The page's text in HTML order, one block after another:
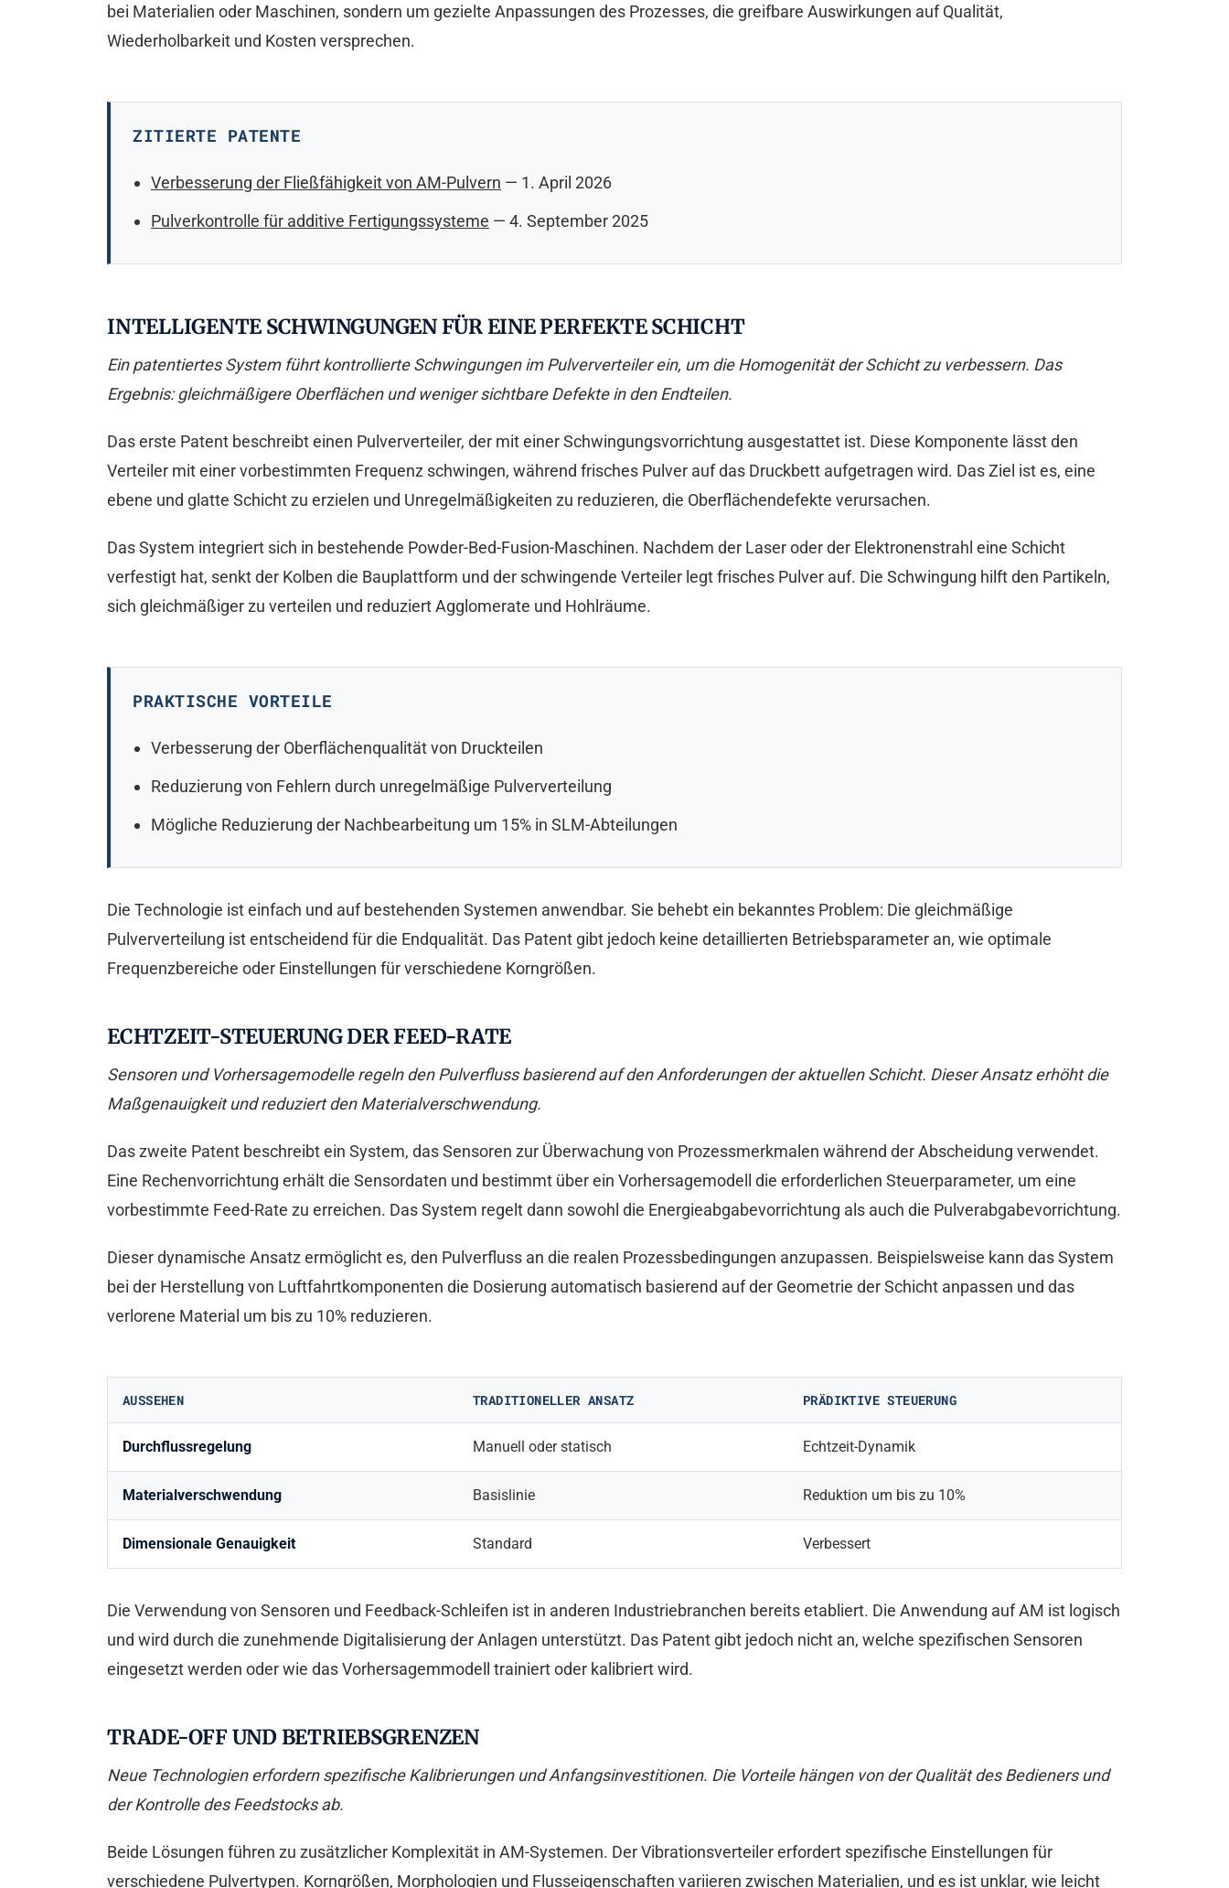
bei Materialien oder Maschinen, sondern um gezielte Anpassungen des Prozesses, die greifbare Auswirkungen auf Qualität,
Wiederholbarkeit und Kosten versprechen.
ZITIERTE PATENTE
Verbesserung der Fließfähigkeit von AM-Pulvern — 1. April 2026
Pulverkontrolle für additive Fertigungssysteme — 4. September 2025
INTELLIGENTE SCHWINGUNGEN FÜR EINE PERFEKTE SCHICHT
Ein patentiertes System führt kontrollierte Schwingungen im Pulververteiler ein, um die Homogenität der Schicht zu verbessern. Das
Ergebnis: gleichmäßigere Oberflächen und weniger sichtbare Defekte in den Endteilen.
Das erste Patent beschreibt einen Pulververteiler, der mit einer Schwingungsvorrichtung ausgestattet ist. Diese Komponente lässt den
Verteiler mit einer vorbestimmten Frequenz schwingen, während frisches Pulver auf das Druckbett aufgetragen wird. Das Ziel ist es, eine
ebene und glatte Schicht zu erzielen und Unregelmäßigkeiten zu reduzieren, die Oberflächendefekte verursachen.
Das System integriert sich in bestehende Powder-Bed-Fusion-Maschinen. Nachdem der Laser oder der Elektronenstrahl eine Schicht
verfestigt hat, senkt der Kolben die Bauplattform und der schwingende Verteiler legt frisches Pulver auf. Die Schwingung hilft den Partikeln,
sich gleichmäßiger zu verteilen und reduziert Agglomerate und Hohlräume.
PRAKTISCHE VORTEILE
Verbesserung der Oberflächenqualität von Druckteilen
Reduzierung von Fehlern durch unregelmäßige Pulververteilung
Mögliche Reduzierung der Nachbearbeitung um 15% in SLM-Abteilungen
Die Technologie ist einfach und auf bestehenden Systemen anwendbar. Sie behebt ein bekanntes Problem: Die gleichmäßige
Pulververteilung ist entscheidend für die Endqualität. Das Patent gibt jedoch keine detaillierten Betriebsparameter an, wie optimale
Frequenzbereiche oder Einstellungen für verschiedene Korngrößen.
ECHTZEIT-STEUERUNG DER FEED-RATE
Sensoren und Vorhersagemodelle regeln den Pulverfluss basierend auf den Anforderungen der aktuellen Schicht. Dieser Ansatz erhöht die
Maßgenauigkeit und reduziert den Materialverschwendung.
Das zweite Patent beschreibt ein System, das Sensoren zur Überwachung von Prozessmerkmalen während der Abscheidung verwendet.
Eine Rechenvorrichtung erhält die Sensordaten und bestimmt über ein Vorhersagemodell die erforderlichen Steuerparameter, um eine
vorbestimmte Feed-Rate zu erreichen. Das System regelt dann sowohl die Energieabgabevorrichtung als auch die Pulverabgabevorrichtung.
Dieser dynamische Ansatz ermöglicht es, den Pulverfluss an die realen Prozessbedingungen anzupassen. Beispielsweise kann das System
bei der Herstellung von Luftfahrtkomponenten die Dosierung automatisch basierend auf der Geometrie der Schicht anpassen und das
verlorene Material um bis zu 10% reduzieren.
AUSSEHEN TRADITIONELLER ANSATZ PRÄDIKTIVE STEUERUNG
Durchflussregelung Manuell oder statisch Echtzeit-Dynamik
Materialverschwendung Basislinie Reduktion um bis zu 10%
Dimensionale Genauigkeit Standard Verbessert
Die Verwendung von Sensoren und Feedback-Schleifen ist in anderen Industriebranchen bereits etabliert. Die Anwendung auf AM ist logisch
und wird durch die zunehmende Digitalisierung der Anlagen unterstützt. Das Patent gibt jedoch nicht an, welche spezifischen Sensoren
eingesetzt werden oder wie das Vorhersagemmodell trainiert oder kalibriert wird.
TRADE-OFF UND BETRIEBSGRENZEN
Neue Technologien erfordern spezifische Kalibrierungen und Anfangsinvestitionen. Die Vorteile hängen von der Qualität des Bedieners und
der Kontrolle des Feedstocks ab.
Beide Lösungen führen zu zusätzlicher Komplexität in AM-Systemen. Der Vibrationsverteiler erfordert spezifische Einstellungen für
verschiedene Pulvertypen. Korngrößen, Morphologien und Flusseigenschaften variieren zwischen Materialien, und es ist unklar, wie leicht